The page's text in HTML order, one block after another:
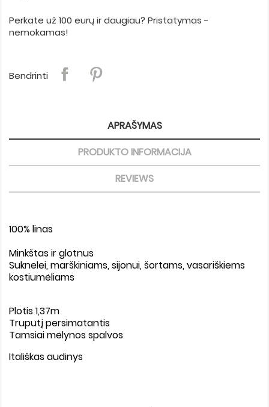
Perkate už 100 eurų ir daugiau? Pristatymas -
nemokamas!
Bendrinti
APRAŠYMAS
PRODUKTO INFORMACIJA
REVIEWS
100% linas
Minkštas ir glotnus
Suknelei, marškiniams, sijonui, šortams, vasariškiems
kostiumėliams
Plotis 1,37m
Truputį persimatantis
Tamsiai mėlynos spalvos
Itališkas audinys